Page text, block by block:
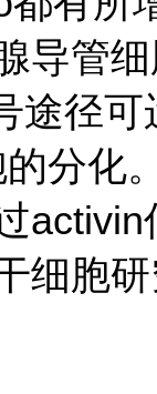
导管
途径
分化
细胞